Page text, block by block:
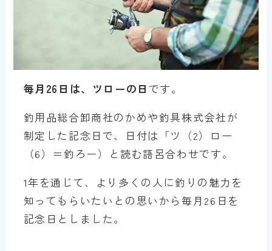
毎月26日は、ツローの日 です。
釣用品総合卸商社のかめや釣具株式会社が
制定した記念日で、日付は「ツ（2）ロー
（6）＝釣ろー）と読む語呂合わせです。
1年を通じて、より多くの人に釣りの魅力を
知ってもらいたいとの思いから毎月26日を
記念日としました。